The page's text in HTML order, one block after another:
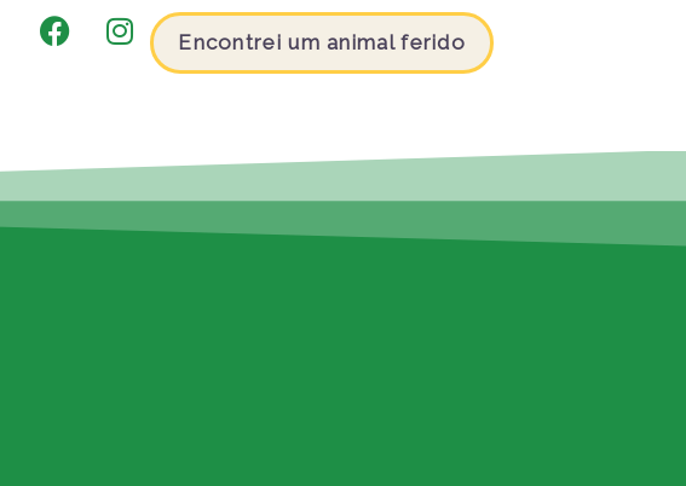
Encontrei um animal ferido